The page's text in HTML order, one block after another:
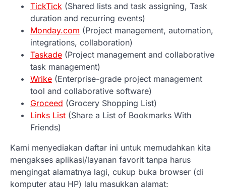
TickTick (Shared lists and task assigning, Task
duration and recurring events)
Monday.com (Project management, automation,
integrations, collaboration)
Taskade (Project management and collaborative
task management)
Wrike (Enterprise-grade project management
tool and collaborative software)
Groceed (Grocery Shopping List)
Links List (Share a List of Bookmarks With
Friends)
Kami menyediakan daftar ini untuk memudahkan kita
mengakses aplikasi/layanan favorit tanpa harus
mengingat alamatnya lagi, cukup buka browser (di
komputer atau HP) lalu masukkan alamat: